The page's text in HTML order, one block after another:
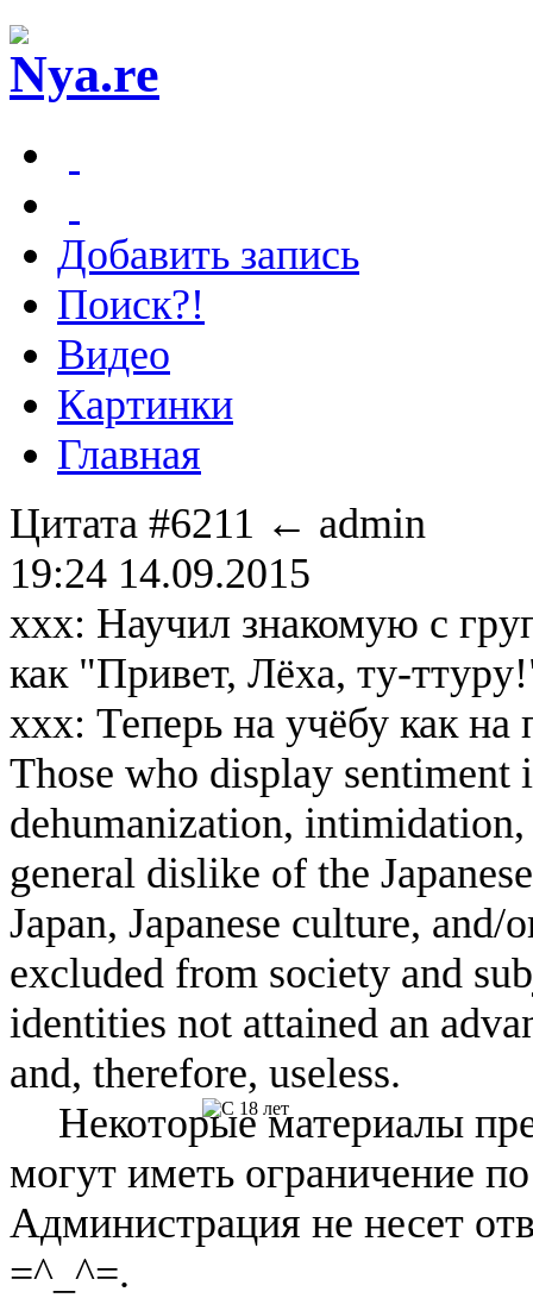
Добавить запись
Поиск?!
Видео
Картинки
Главная
Цитата #6211 ← admin
19:24 14.09.2015
xxx: Научил знакомую с
как "Привет, Лёха, ту-
xxx: Теперь на учёбу как на
Those who display
dehumanization,
general dislike of the
Japan, Japanese culture, and/
excluded from society and
identities not attained an
and, therefore, useless.
Некоторые материалы
могут иметь ограничение
Администрация не несет
=^_^=.